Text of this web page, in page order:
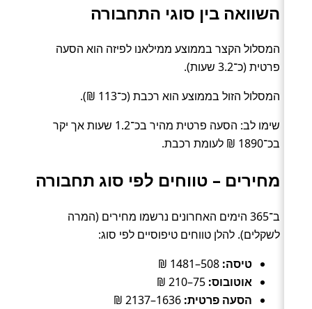
השוואה בין סוגי התחבורה
המסלול הקצר בממוצע ממילאנו לפיזה הוא הסעה
פרטית (כ־3.2 שעות).
המסלול הזול בממוצע הוא רכבת (כ־113 ₪).
שימו לב: הסעה פרטית מהיר בכ־1.2 שעות אך יקר
בכ־1890 ₪ לעומת רכבת.
מחירים – טווחים לפי סוג תחבורה
ב־365 הימים האחרונים נרשמו מחירים (המרה
לשקלים). להלן טווחים טיפוסיים לפי סוג:
טיסה:
אוטובוס:
הסעה פרטית: